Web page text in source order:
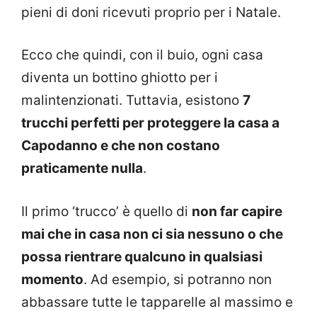
pieni di doni ricevuti proprio per i Natale.
Ecco che quindi, con il buio, ogni casa
diventa un bottino ghiotto per i
malintenzionati. Tuttavia, esistono 7
trucchi perfetti per proteggere la casa a
Capodanno e che non costano
praticamente nulla.
Il primo ‘trucco’ è quello di non far capire
mai che in casa non ci sia nessuno o che
possa rientrare qualcuno in qualsiasi
momento. Ad esempio, si potranno non
abbassare tutte le tapparelle al massimo e